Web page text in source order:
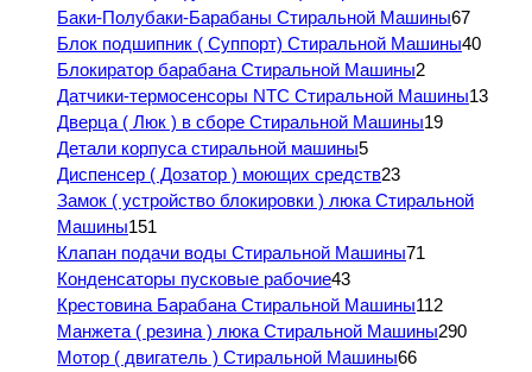
Баки-Полубаки-Барабаны Стиральной Машины67
Блок подшипник ( Суппорт) Стиральной Машины40
Блокиратор барабана Стиральной Машины2
Датчики-термосенсоры NTC Стиральной Машины13
Дверца ( Люк ) в сборе Стиральной Машины19
Детали корпуса стиральной машины5
Диспенсер ( Дозатор ) моющих средств23
Замок ( устройство блокировки ) люка Стиральной
Машины151
Клапан подачи воды Стиральной Машины71
Конденсаторы пусковые рабочие43
Крестовина Барабана Стиральной Машины112
Манжета ( резина ) люка Стиральной Машины290
Мотор ( двигатель ) Стиральной Машины66